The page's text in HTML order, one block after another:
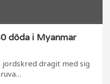
döda i Myanmar
jordskred dragit med sig